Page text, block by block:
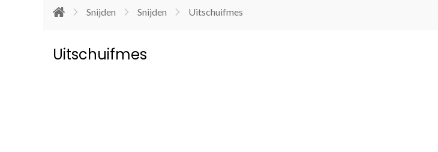
Snijden Snijden Uitschuifmes
Uitschuifmes